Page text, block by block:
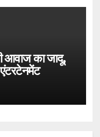
आवाज का जादू,